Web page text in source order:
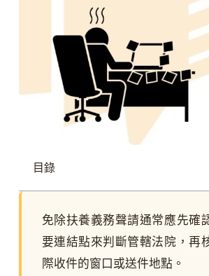
目錄
免除扶養義務聲請通常應先確
要連結點來判斷管轄法院，再
際收件的窗口或送件地點。